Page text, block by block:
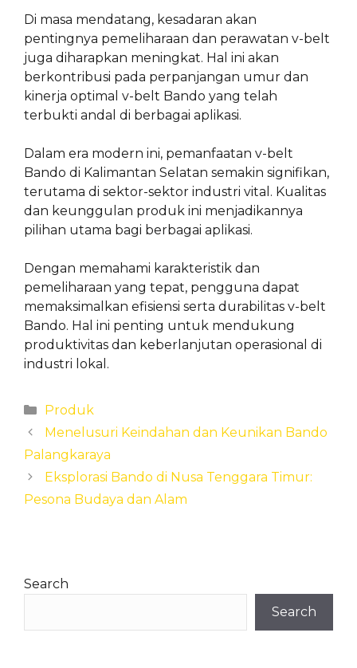
Di masa mendatang, kesadaran akan
pentingnya pemeliharaan dan perawatan v-belt
juga diharapkan meningkat. Hal ini akan
berkontribusi pada perpanjangan umur dan
kinerja optimal v-belt Bando yang telah
terbukti andal di berbagai aplikasi.
Dalam era modern ini, pemanfaatan v-belt
Bando di Kalimantan Selatan semakin signifikan,
terutama di sektor-sektor industri vital. Kualitas
dan keunggulan produk ini menjadikannya
pilihan utama bagi berbagai aplikasi.
Dengan memahami karakteristik dan
pemeliharaan yang tepat, pengguna dapat
memaksimalkan efisiensi serta durabilitas v-belt
Bando. Hal ini penting untuk mendukung
produktivitas dan keberlanjutan operasional di
industri lokal.
Categories
Produk
Menelusuri Keindahan dan Keunikan Bando
Palangkaraya
Eksplorasi Bando di Nusa Tenggara Timur:
Pesona Budaya dan Alam
Search
Search